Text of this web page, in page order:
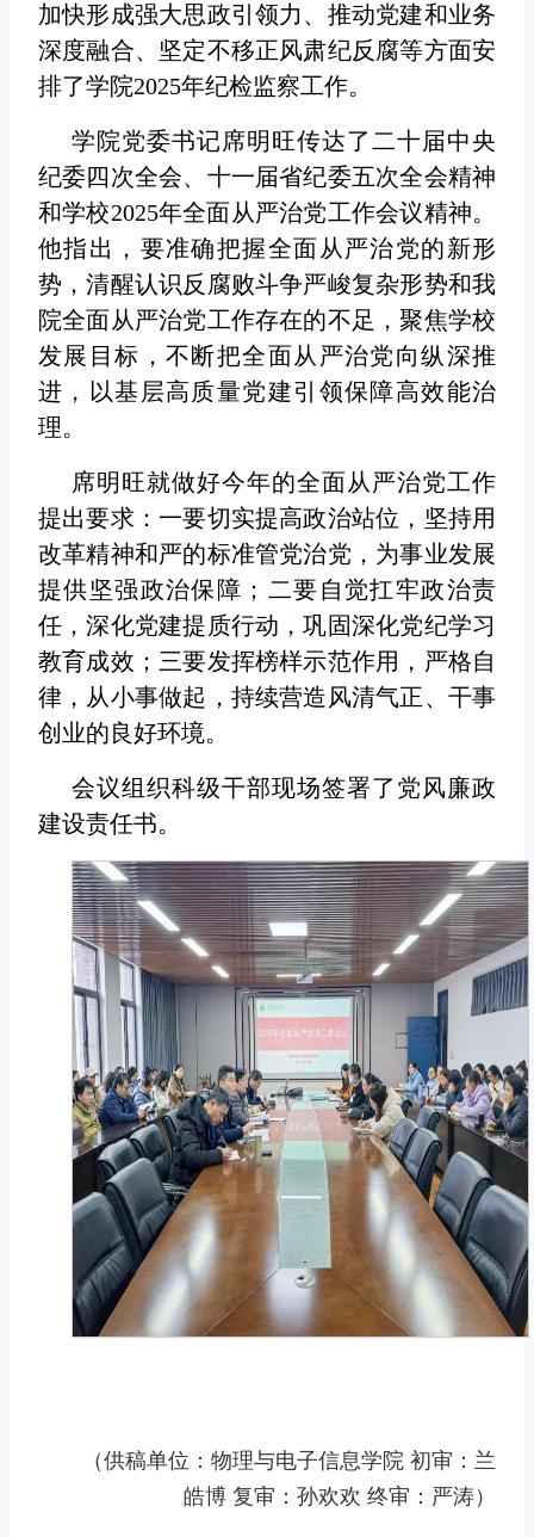
加快形成强大思政引领力、推动党建和业务
深度融合、坚定不移正风肃纪反腐等方面安
排了学院2025年纪检监察工作。
学院党委书记席明旺传达了二十届中央
纪委四次全会、十一届省纪委五次全会精神
和学校2025年全面从严治党工作会议精神。
他指出，要准确把握全面从严治党的新形
势，清醒认识反腐败斗争严峻复杂形势和我
院全面从严治党工作存在的不足，聚焦学校
发展目标，不断把全面从严治党向纵深推
进，以基层高质量党建引领保障高效能治
理。
席明旺就做好今年的全面从严治党工作
提出要求：一要切实提高政治站位，坚持用
改革精神和严的标准管党治党，为事业发展
提供坚强政治保障；二要自觉扛牢政治责
任，深化党建提质行动，巩固深化党纪学习
教育成效；三要发挥榜样示范作用，严格自
律，从小事做起，持续营造风清气正、干事
创业的良好环境。
会议组织科级干部现场签署了党风廉政
建设责任书。
（供稿单位：物理与电子信息学院 初审：兰
皓博 复审：孙欢欢 终审：严涛）